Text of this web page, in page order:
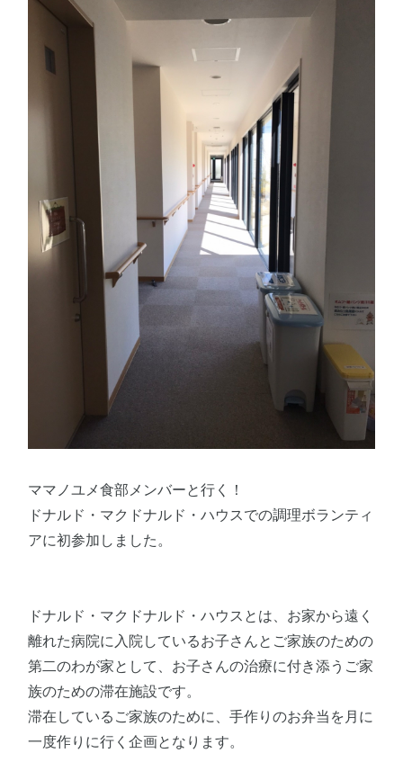
ママノユメ食部メンバーと行く！
ドナルド・マクドナルド・ハウスでの調理ボランティ
アに初参加しました。
ドナルド・マクドナルド・ハウスとは、お家から遠く
離れた病院に入院しているお子さんとご家族のための
第二のわが家として、お子さんの治療に付き添うご家
族のための滞在施設です。
滞在しているご家族のために、手作りのお弁当を月に
一度作りに行く企画となります。